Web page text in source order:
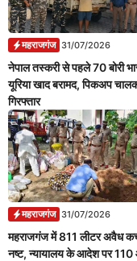
महराजगंज 31/07/2026
नेपाल तस्करी से पहले 70 बोरी
यूरिया खाद बरामद, पिकअप
गिरफ्तार
महराजगंज 31/07/2026
महराजगंज में 811 लीटर अवैध
नष्ट, न्यायालय के आदेश पर 110